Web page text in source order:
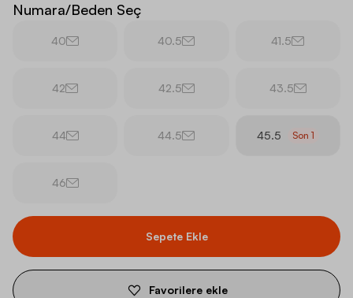
Numara/Beden Seç
40 40.5 41.5
42 42.5 43.5
44 44.5 45.5 Son 1
46
Sepete Ekle
Favorilere ekle